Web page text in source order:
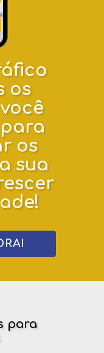
os
os
sua
para